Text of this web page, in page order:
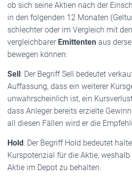
ob sich seine Aktien nach der
in den folgenden 12 Monaten
schlechter oder im Vergleich mit
vergleichbarer Emittenten aus
bewegen können:
Sell: Der Begriff Sell bedeutet
Auffassung, dass ein weiterer
unwahrscheinlich ist, ein
dass Anleger bereits erzielte
all diesen Fällen wird er die
Hold: Der Begriff Hold bedeutet
Kurspotenzial für die Aktie,
Aktie im Depot zu behalten.